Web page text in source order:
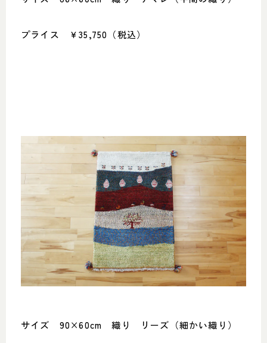
プライス ￥35,750（税込）
サイズ 90×60cm 織り リーズ（細かい織り）